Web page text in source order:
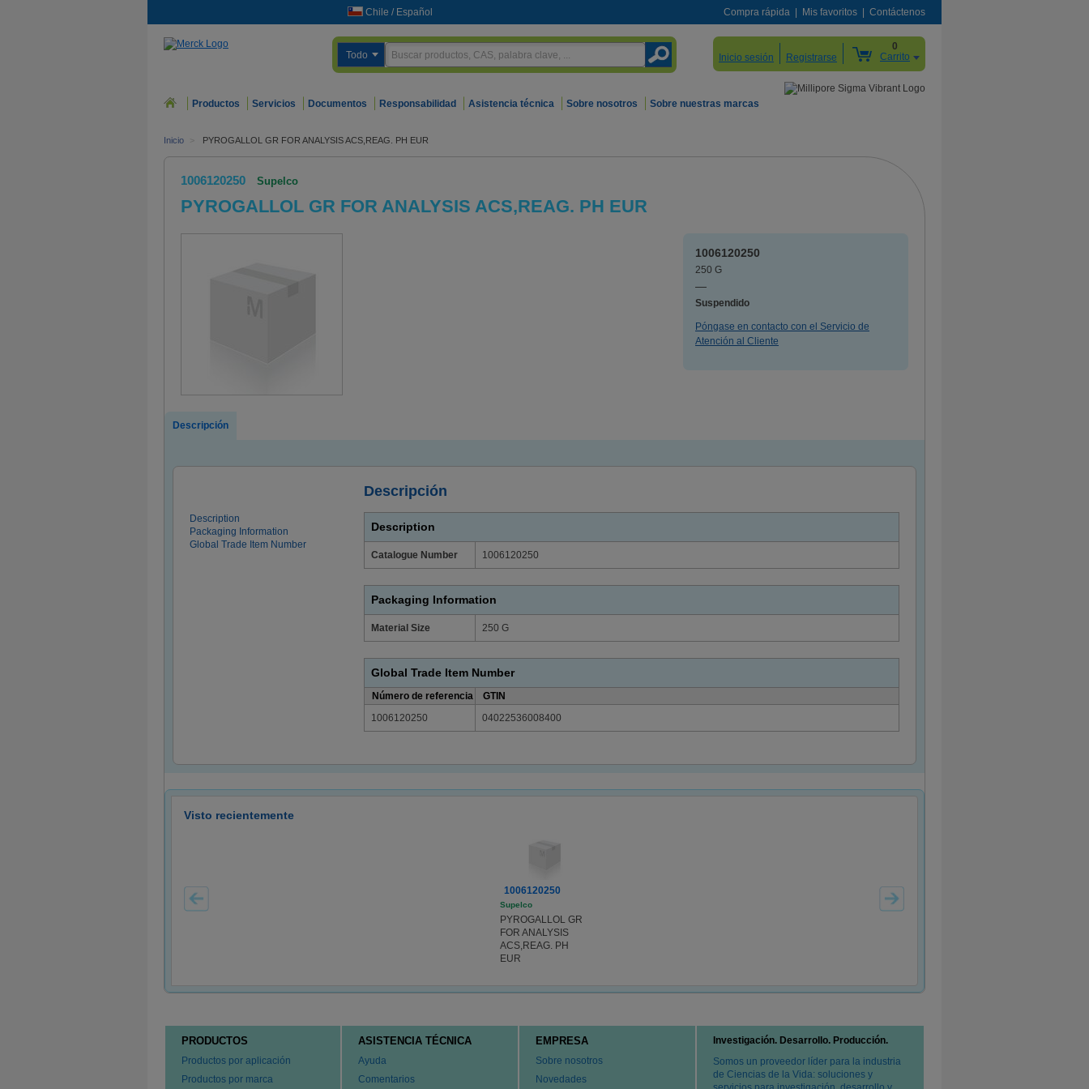
Chile / Español Compra rápida Mis favoritos Contáctenos
Todo Inicio sesión Registrarse
0
Carrito
Productos Servicios Documentos Responsabilidad Asistencia técnica Sobre nosotros Sobre nuestras marcas
Inicio > PYROGALLOL GR FOR ANALYSIS ACS,REAG. PH EUR
1006120250 Supelco
PYROGALLOL GR FOR ANALYSIS ACS,REAG. PH EUR
1006120250
250 G
—
Suspendido
Póngase en contacto con el Servicio de
Atención al Cliente
Descripción
Descripción
Description
Packaging Information
Global Trade Item Number
Description
Catalogue Number 1006120250
Packaging Information
Material Size 250 G
Global Trade Item Number
Número de referencia
GTIN
1006120250
04022536008400
Visto recientemente
1006120250
Supelco
PYROGALLOL GR
FOR ANALYSIS
ACS,REAG. PH
EUR
PRODUCTOS
Productos por aplicación
Productos por marca
ASISTENCIA TÉCNICA
Ayuda
Comentarios
EMPRESA
Sobre nosotros
Novedades
Investigación. Desarrollo. Producción.
Somos un proveedor líder para la industria
de Ciencias de la Vida: soluciones y